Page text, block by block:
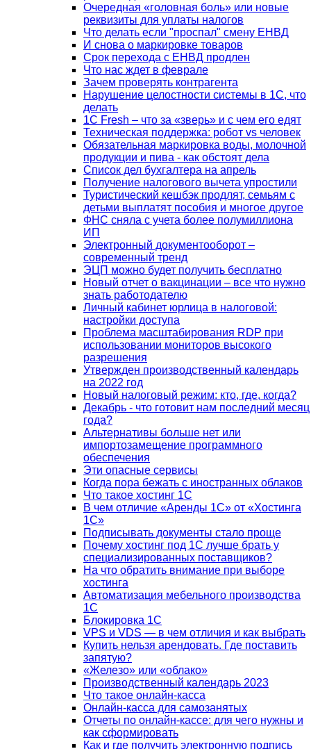
Очередная «головная боль» или новые
реквизиты для уплаты налогов
Что делать если "проспал" смену ЕНВД
И снова о маркировке товаров
Срок перехода с ЕНВД продлен
Что нас ждет в феврале
Зачем проверять контрагента
Нарушение целостности системы в 1С, что
делать
1С Fresh – что за «зверь» и с чем его едят
Техническая поддержка: робот vs человек
Обязательная маркировка воды, молочной
продукции и пива - как обстоят дела
Список дел бухгалтера на апрель
Получение налогового вычета упростили
Туристический кешбэк продлят, семьям с
детьми выплатят пособия и многое другое
ФНС сняла с учета более полумиллиона
ИП
Электронный документооборот –
современный тренд
ЭЦП можно будет получить бесплатно
Новый отчет о вакцинации – все что нужно
знать работодателю
Личный кабинет юрлица в налоговой:
настройки доступа
Проблема масштабирования RDP при
использовании мониторов высокого
разрешения
Утвержден производственный календарь
на 2022 год
Новый налоговый режим: кто, где, когда?
Декабрь - что готовит нам последний месяц
года?
Альтернативы больше нет или
импортозамещение программного
обеспечения
Эти опасные сервисы
Когда пора бежать с иностранных облаков
Что такое хостинг 1С
В чем отличие «Аренды 1С» от «Хостинга
1С»
Подписывать документы стало проще
Почему хостинг под 1С лучше брать у
специализированных поставщиков?
На что обратить внимание при выборе
хостинга
Автоматизация мебельного производства
1С
Блокировка 1С
VPS и VDS — в чем отличия и как выбрать
Купить нельзя арендовать. Где поставить
запятую?
«Железо» или «облако»
Производственный календарь 2023
Что такое онлайн-касса
Онлайн-касса для самозанятых
Отчеты по онлайн-кассе: для чего нужны и
как сформировать
Как и где получить электронную подпись